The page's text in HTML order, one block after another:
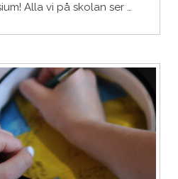
Alla vi på skolan ser …